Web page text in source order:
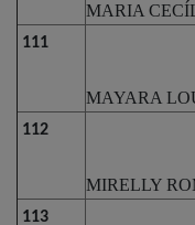
MARIA
111
MAYARA
112
MIRELLY
113